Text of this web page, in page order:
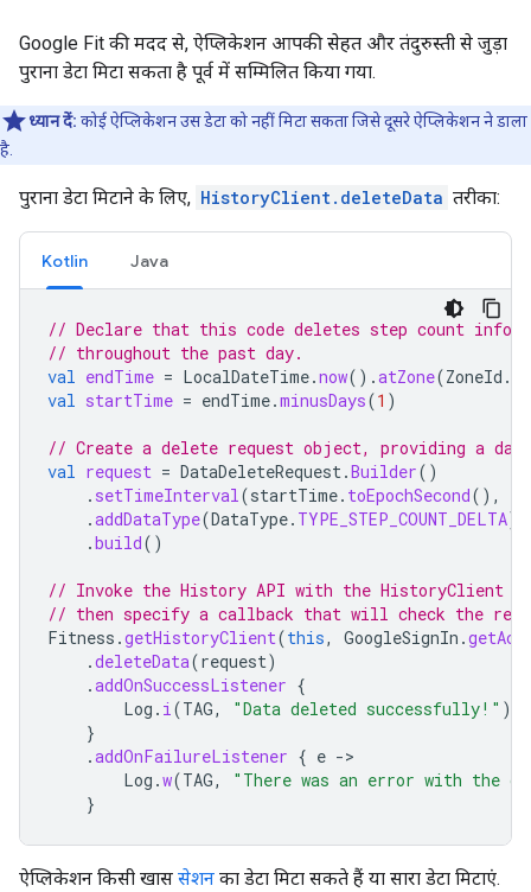
Google Fit की मदद से, ऐप्लिकेशन आपकी सेहत और तंदुरुस्ती से जुड़ा
पुराना डेटा मिटा सकता है पूर्व में सम्मिलित किया गया.
ध्यान दें: कोई ऐप्लिकेशन उस डेटा को नहीं मिटा सकता जिसे दूसरे ऐप्लिकेशन ने डाला
है.
पुराना डेटा मिटाने के लिए, HistoryClient.deleteData तरीका:
Kotlin Java
// Declare that this code deletes step count
// throughout the past day.
val endTime = LocalDateTime.now().atZone(ZoneId .
val startTime = endTime.minusDays(1 )
// Create a delete request object, providing a
val request = DataDeleteRequest.Builder()
. setTimeInterval(startTime. toEpochSecond(),
.addDataType(DataType. TYPE_STEP_COUNT_DELTA)
.build()
// Invoke the History API with the HistoryClient
// then specify a callback that will check the
Fitness .getHistoryClient(this, GoogleSignIn .
.deleteData(request)
.addOnSuccessListener {
Log . i(TAG, "Data deleted successfully!" )
}
.addOnFailureListener { e -
Log .w(TAG,
"There was an error with the
}
ऐप्लिकेशन किसी खास सेशन का डेटा मिटा सकते हैं या सारा डेटा मिटाएं.